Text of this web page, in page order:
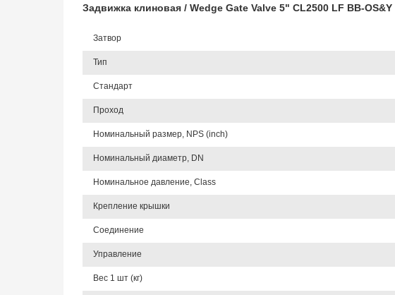
Задвижка клиновая / Wedge Gate Valve 5" CL2500 LF BB-OS&Y
Затвор
Тип
Стандарт
Проход
Номинальный размер, NPS (inch)
Номинальный диаметр, DN
Номинальное давление, Class
Крепление крышки
Соединение
Управление
Вес 1 шт (кг)